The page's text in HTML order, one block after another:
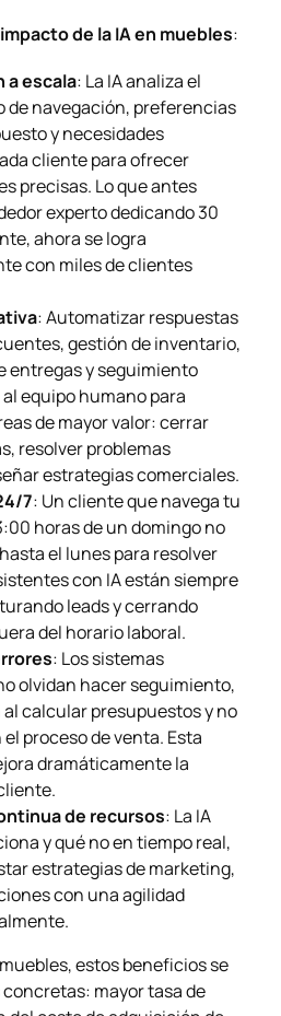
de la IA en muebles:
a escala: La IA analiza el
navegación, preferencias
y necesidades
cliente para ofrecer
precisas. Lo que antes
experto dedicando 30
ahora se logra
con miles de clientes
: Automatizar respuestas
gestión de inventario,
entregas y seguimiento
equipo humano para
de mayor valor: cerrar
resolver problemas
estrategias comerciales.
7: Un cliente que navega tu
horas de un domingo no
el lunes para resolver
con IA están siempre
leads y cerrando
del horario laboral.
: Los sistemas
olvidan hacer seguimiento,
calcular presupuestos y no
proceso de venta. Esta
dramáticamente la
de recursos: La IA
y qué no en tiempo real,
estrategias de marketing,
con una agilidad
estos beneficios se
mayor tasa de